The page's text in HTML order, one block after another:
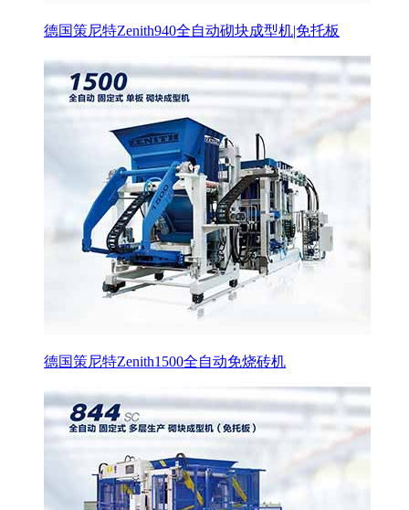
德国策尼特Zenith940全自动砌块成型机|免托板
德国策尼特Zenith1500全自动免烧砖机